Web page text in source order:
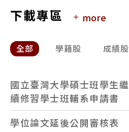
下載專區 more
全部 學籍股 成績股
國立臺灣大學碩士班學生繼
續修習學士班輔系申請書
學位論文延後公開審核表